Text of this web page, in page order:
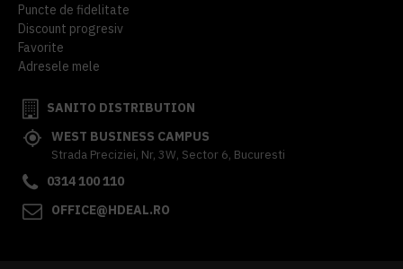
Puncte de fidelitate
Discount progresiv
Favorite
Adresele mele
SANITO DISTRIBUTION
WEST BUSINESS CAMPUS
Strada Preciziei, Nr, 3W, Sector 6, Bucuresti
0314 100 110
OFFICE@HDEAL.RO